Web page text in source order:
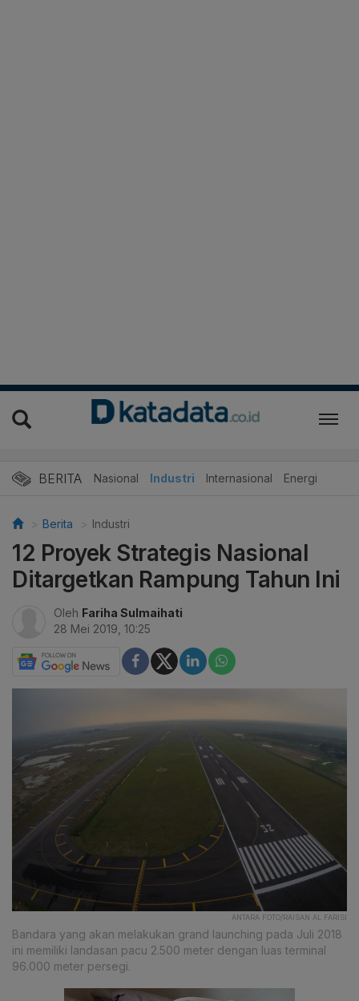
BERITA Nasional Industri Internasional Energi
Berita Industri
12 Proyek Strategis Nasional
Ditargetkan Rampung Tahun Ini
Oleh Fariha Sulmaihati
28 Mei 2019, 10:25
ANTARA FOTO/RAISAN AL FARISI
Bandara yang akan melakukan grand launching pada Juli 2018
ini memiliki landasan pacu 2.500 meter dengan luas terminal
96.000 meter persegi.